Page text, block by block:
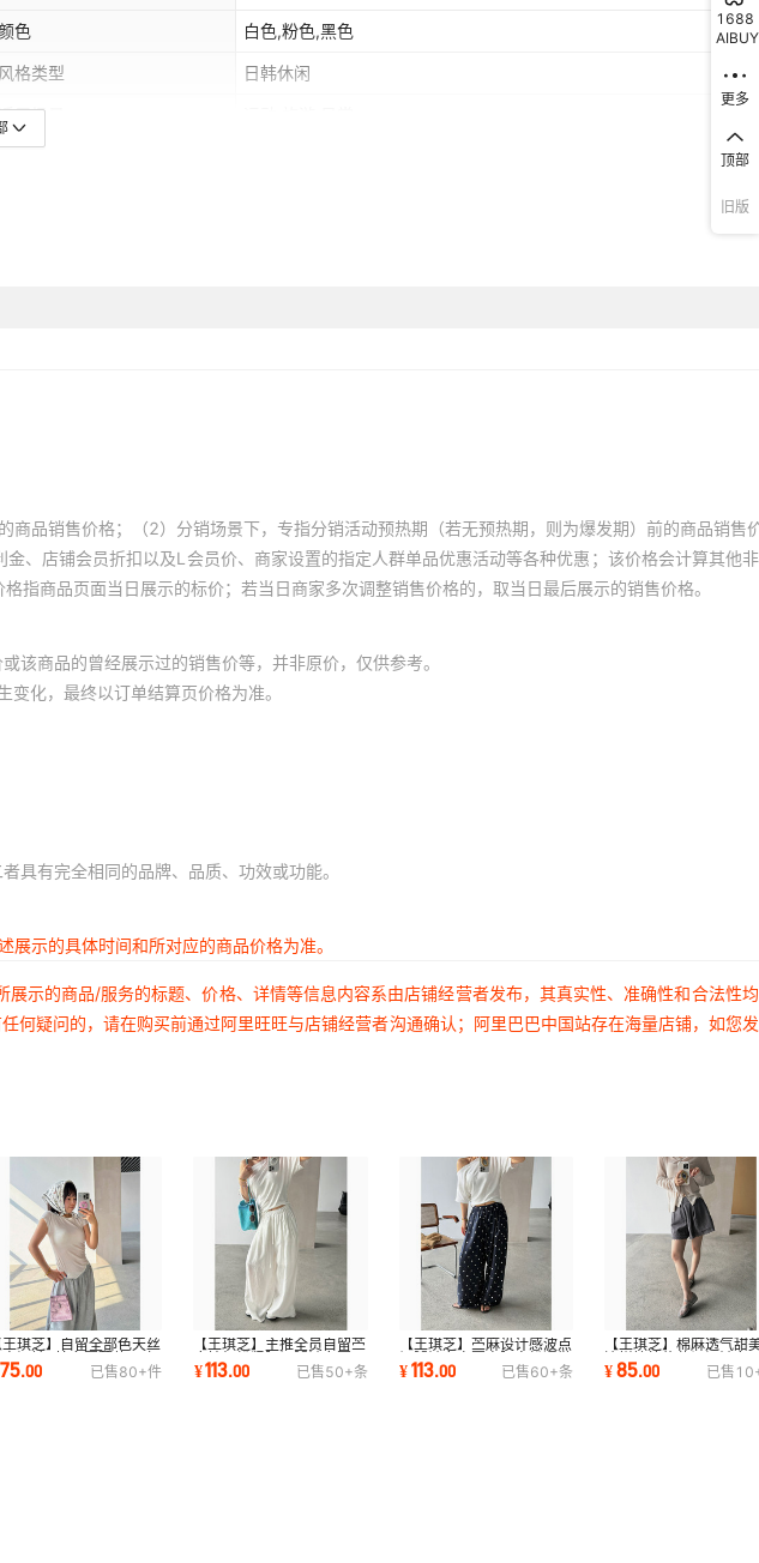
颜色 白色,粉色,黑色
风格类型 日韩休闲
用场景
品销售价格；（2）分销场景下，专指分销活动预热期（若无预热期，则为爆发期）前的商品销售
、店铺会员折扣以及L会员价、商家设置的指定人群单品优惠活动等各种优惠；该价格会计算其他
商品页面当日展示的标价；若当日商家多次调整销售价格的，取当日最后展示的销售价格。
该商品的曾经展示过的销售价等，并非原价，仅供参考。
化，最终以订单结算页价格为准。
具有完全相同的品牌、品质、功效或功能。
示的具体时间和所对应的商品价格为准。
示的商品/服务的标题、价格、详情等信息内容系由店铺经营者发布，其真实性、准确性和合法性
疑问的，请在购买前通过阿里旺旺与店铺经营者沟通确认；阿里巴巴中国站存在海量店铺，如您
王琪芝】自留全部色天丝
肩短袖T恤女夏薄款显瘦
搭上衣WQ161
75.00 已售80+件
【王琪芝】主推全员自留苎
麻抽绳松紧腰阔腿裤女夏百
搭长裤WQ251
¥113.00 已售50+条
【王琪芝】苎麻设计感波点
阔腿裤女春夏高腰宽松通勤
休闲裤WQ252
¥113.00 已售60+条
【王琪芝】棉麻透气甜
边拼接简约休闲短裤女
阔腿裤WQ353
¥85.00 已售
1688
AIBUY
更多
顶部
旧版